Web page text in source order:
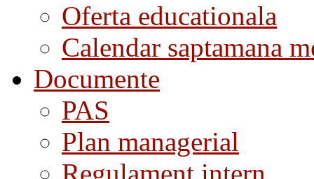
Oferta educationala
Calendar saptamana
Documente
PAS
Plan managerial